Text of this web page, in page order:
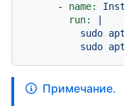
-
name:
run:
Примечание.